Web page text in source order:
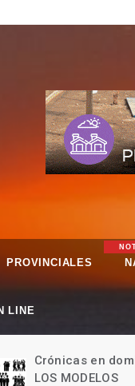
PROVINCIALES
LINE
Crónicas en
LOS MODELOS